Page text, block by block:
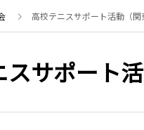
高校テニスサポート活動（関
サポート